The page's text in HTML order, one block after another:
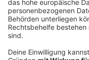
Polnische Fahrerin